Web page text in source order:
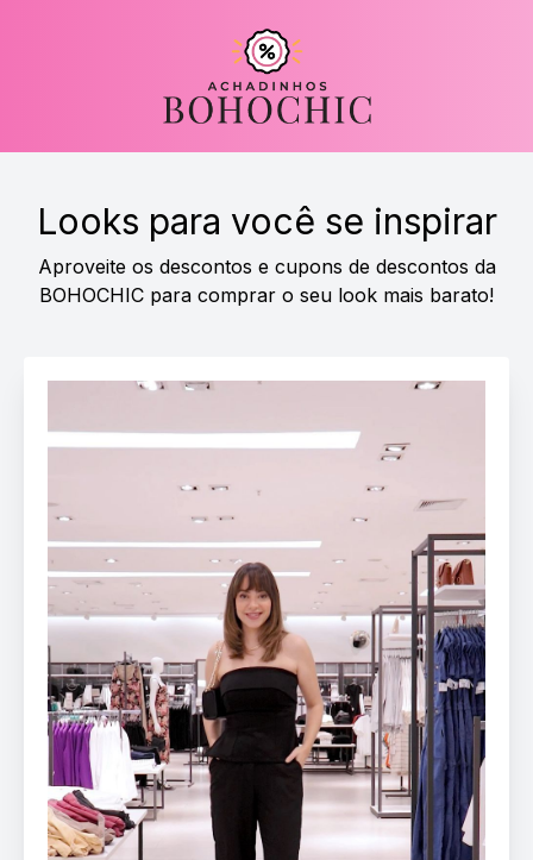
Looks para você se inspirar
Aproveite os descontos e cupons de descontos da
BOHOCHIC para comprar o seu look mais barato!